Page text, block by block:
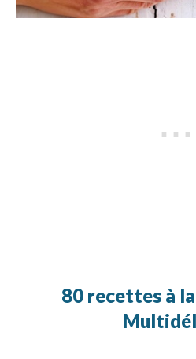
80 recettes à